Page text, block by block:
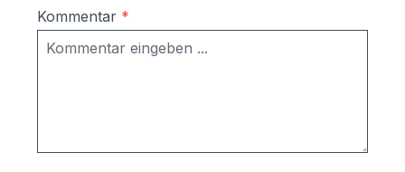
Kommentar *